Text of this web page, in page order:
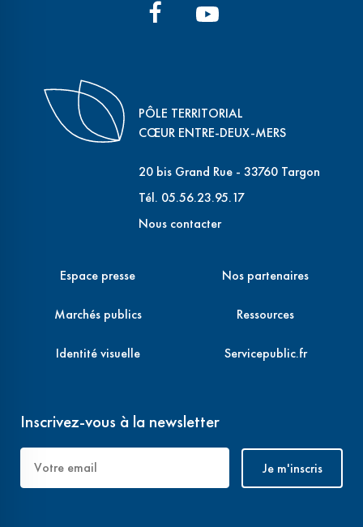
PÔLE TERRITORIAL
CŒUR ENTRE-DEUX-MERS
20 bis Grand Rue - 33760 Targon
Tél. 05.56.23.95.17
Nous contacter
Espace presse
Marchés publics
Identité visuelle
Nos partenaires
Ressources
Servicepublic.fr
Inscrivez-vous à la newsletter